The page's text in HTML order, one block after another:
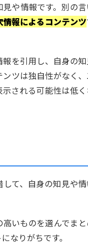
や情報です。別の
情報によるコンテンツ
を引用し、自身の
ツは独自性がなく
される可能性は低く
て、自身の知見や
いものを選んでまと
なりがちです。